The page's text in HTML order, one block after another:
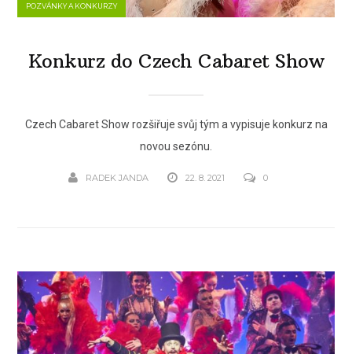
POZVÁNKY A KONKURZY
Konkurz do Czech Cabaret Show
Czech Cabaret Show rozšiřuje svůj tým a vypisuje konkurz na
novou sezónu.
RADEK JANDA 22. 8. 2021 0